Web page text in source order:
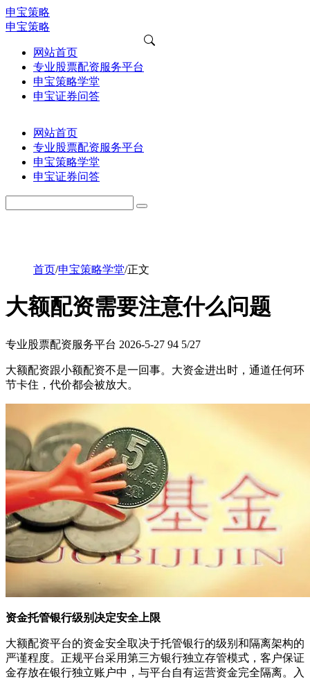
申宝策略
申宝策略
网站首页
专业股票配资服务平台
申宝策略学堂
申宝证券问答
网站首页
专业股票配资服务平台
申宝策略学堂
申宝证券问答
首页/申宝策略学堂/正文
大额配资需要注意什么问题
专业股票配资服务平台 2026-5-27 94 5/27
大额配资跟小额配资不是一回事。大资金进出时，通道任何环
节卡住，代价都会被放大。
资金托管银行级别决定安全上限
大额配资平台的资金安全取决于托管银行的级别和隔离架构的
严谨程度。正规平台采用第三方银行独立存管模式，客户保证
金存放在银行独立账户中，与平台自有运营资金完全隔离。入